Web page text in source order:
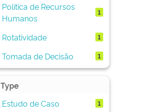
Política de Recursos
Humanos
1
Rotatividade 1
Tomada de Decisão 1
Type
Estudo de Caso
1